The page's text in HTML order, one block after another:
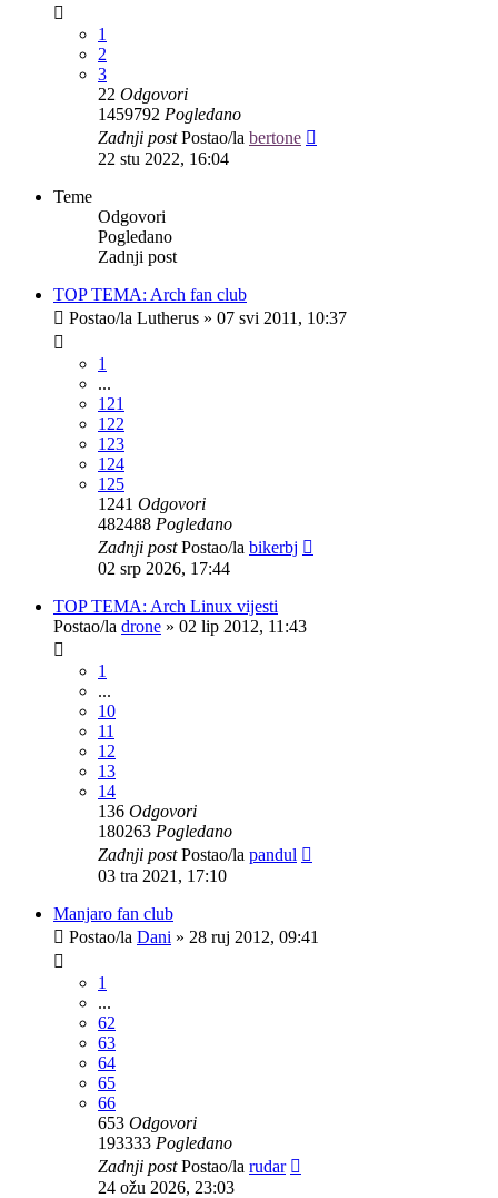
1
2
3
22 Odgovori
1459792 Pogledano
Zadnji postPostao/la bertone
22 stu 2022, 16:04
Teme
Odgovori
Pogledano
Zadnji post
TOP TEMA: Arch fan club
Postao/la Lutherus » 07 svi 2011, 10:37
1
...
121
122
123
124
125
1241 Odgovori
482488 Pogledano
Zadnji postPostao/la bikerbj
02 srp 2026, 17:44
TOP TEMA: Arch Linux vijesti
Postao/la drone » 02 lip 2012, 11:43
1
...
10
11
12
13
14
136 Odgovori
180263 Pogledano
Zadnji postPostao/la pandul
03 tra 2021, 17:10
Manjaro fan club
Postao/la Dani » 28 ruj 2012, 09:41
1
...
62
63
64
65
66
653 Odgovori
193333 Pogledano
Zadnji postPostao/la rudar
24 ožu 2026, 23:03